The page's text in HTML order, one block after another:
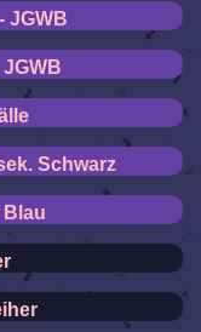
JGWB
Schwarz